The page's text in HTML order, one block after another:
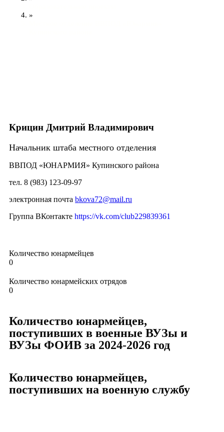
»
Крицин Дмитрий Владимирович
Начальник штаба местного отделения
ВВПОД «ЮНАРМИЯ» Купинского района
тел. 8 (983) 123-09-97
электронная почта bkova72@mail.ru
Группа ВКонтакте https://vk.com/club229839361
Количество юнармейцев
0
Количество юнармейских отрядов
0
Количество юнармейцев,
поступивших в военные ВУЗы и
ВУЗы ФОИВ за 2024-2026 год ​
Количество юнармейцев,
поступивших на военную службу